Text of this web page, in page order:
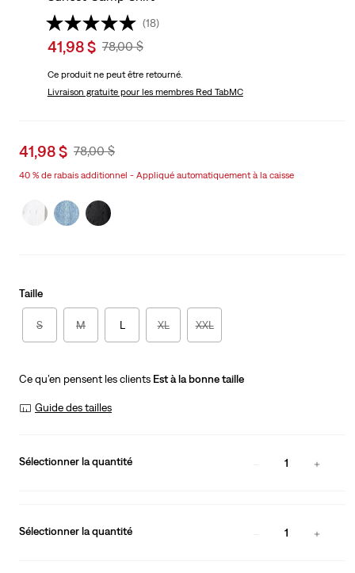
(18)
Sale
is
41,98 $ Original
Was
78,00 $
Ce produit ne peut être retourné.
Livraison gratuitepour les membres Red TabMC
Sale
is
41,98 $ Original
78,00 $
40 % de rabais additionnel - Appliqué automatiquement à la caisse
Taille
S M L XL XXL
Ce qu’en pensent les clients Est à la bonne taille
Guide des tailles
Sélectionner la quantité 1
Sélectionner la quantité 1